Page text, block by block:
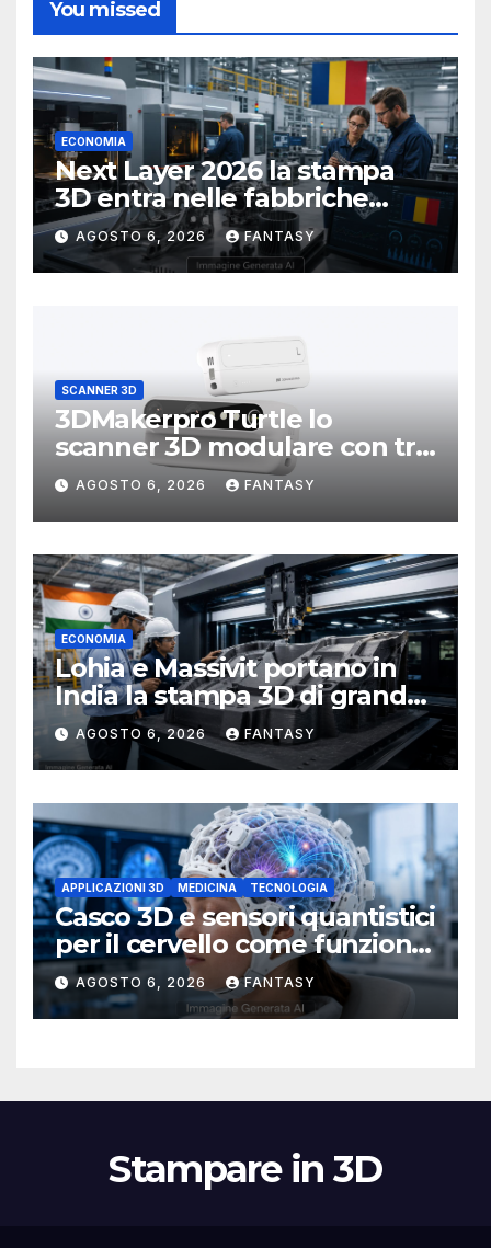
You missed
ECONOMIA
Next Layer 2026 la stampa
3D entra nelle fabbriche
rumene
AGOSTO 6, 2026 FANTASY
SCANNER 3D
3DMakerpro Turtle lo
scanner 3D modulare con tre
testine intercambiabili
AGOSTO 6, 2026 FANTASY
ECONOMIA
Lohia e Massivit portano in
India la stampa 3D di grande
formato per i compositi
AGOSTO 6, 2026 FANTASY
APPLICAZIONI 3D MEDICINA TECNOLOGIA
Casco 3D e sensori quantistici
per il cervello come funziona
l’OPM-MEG
AGOSTO 6, 2026 FANTASY
Stampare in 3D